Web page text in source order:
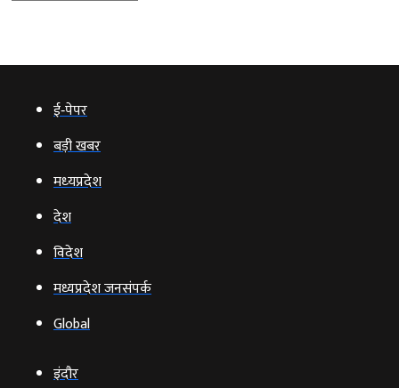
ई‑पेपर
बड़ी खबर
मध्‍यप्रदेश
देश
विदेश
मध्यप्रदेश जनसंपर्क
Global
इंदौर